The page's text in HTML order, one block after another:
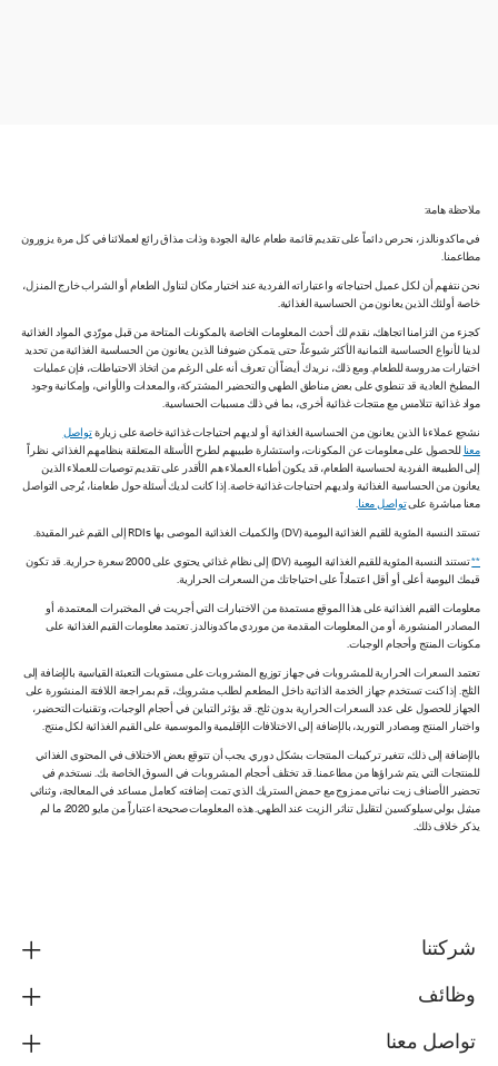
ملاحظة هامة:
في ماكدونالدز، نحرص دائماً على تقديم قائمة طعام عالية الجودة وذات مذاق رائع لعملائنا في كل مرة يزورون
مطاعمنا.
نحن نتفهم أن لكل عميل احتياجاته واعتباراته الفردية عند اختيار مكان لتناول الطعام أو الشراب خارج المنزل،
خاصة أولئك الذين يعانون من الحساسية الغذائية.
كجزء من التزامنا اتجاهك، نقدم لك أحدث المعلومات الخاصة بالمكونات المتاحة من قبل مورّدي المواد الغذائية
لدينا لأنواع الحساسية الثمانية الأكثر شيوعاً، حتى يتمكن ضيوفنا الذين يعانون من الحساسية الغذائية من تحديد
اختيارات مدروسة للطعام. ومع ذلك، نريدك أيضاً أن تعرف أنه على الرغم من اتخاذ الاحتياطات، فإن عمليات
المطبخ العادية قد تنطوي على بعض مناطق الطهي والتحضير المشتركة، والمعدات والأواني، وإمكانية وجود
مواد غذائية تتلامس مع منتجات غذائية أخرى، بما في ذلك مسببات الحساسية.
نشجع عملاءنا الذين يعانون من الحساسية الغذائية أو لديهم احتياجات غذائية خاصة على زيارةتواصل
معنا للحصول على معلومات عن المكونات، واستشارة طبيبهم لطرح الأسئلة المتعلقة بنظامهم الغذائي. نظراً
إلى الطبيعة الفردية لحساسية الطعام، قد يكون أطباء العملاء هم الأقدر على تقديم توصيات للعملاء الذين
يعانون من الحساسية الغذائية ولديهم احتياجات غذائية خاصة. إذا كانت لديك أسئلة حول طعامنا، يُرجى التواصل
معنا مباشرة علىتواصل معنا.
تستند النسبة المئوية للقيم الغذائية اليومية (DV) والكميات الغذائية الموصى بها RDIs إلى القيم غير المقيدة.
**
تستند النسبة المئوية للقيم الغذائية اليومية (DV) إلى نظام غذائي يحتوي على 2000 سعرة حرارية. قد تكون
قيمك اليومية أعلى أو أقل اعتماداً على احتياجاتك من السعرات الحرارية.
معلومات القيم الغذائية على هذا الموقع مستمدة من الاختبارات التي أجريت في المختبرات المعتمدة، أو
المصادر المنشورة، أو من المعلومات المقدمة من موردي ماكدونالدز. تعتمد معلومات القيم الغذائية على
مكونات المنتج وأحجام الوجبات.
تعتمد السعرات الحرارية للمشروبات في جهاز توزيع المشروبات على مستويات التعبئة القياسية بالإضافة إلى
الثلج. إذا كنت تستخدم جهاز الخدمة الذاتية داخل المطعم لطلب مشروبك، قم بمراجعة اللافتة المنشورة على
الجهاز للحصول على عدد السعرات الحرارية بدون ثلج. قد يؤثر التباين في أحجام الوجبات، وتقنيات التحضير،
واختبار المنتج ومصادر التوريد، بالإضافة إلى الاختلافات الإقليمية والموسمية على القيم الغذائية لكل منتج.
بالإضافة إلى ذلك، تتغير تركيبات المنتجات بشكل دوري. يجب أن تتوقع بعض الاختلاف في المحتوى الغذائي
للمنتجات التي يتم شراؤها من مطاعمنا. قد تختلف أحجام المشروبات في السوق الخاصة بك. نستخدم في
تحضير الأصناف زيت نباتي ممزوج مع حمض الستريك الذي تمت إضافته كعامل مساعد في المعالجة، وثنائي
ميثيل بولي سيلوكسين لتقليل تناثر الزيت عند الطهي. هذه المعلومات صحيحة اعتباراً من مايو 2020، ما لم
يذكر خلاف ذلك.
شركتنا
وظائف
تواصل معنا